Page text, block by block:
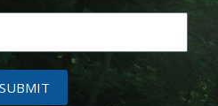
e offre diverse opzioni per
chat. Gli utenti possono creare il
e scrivere una breve
aiuta a creare un ambiente più
SUBMIT